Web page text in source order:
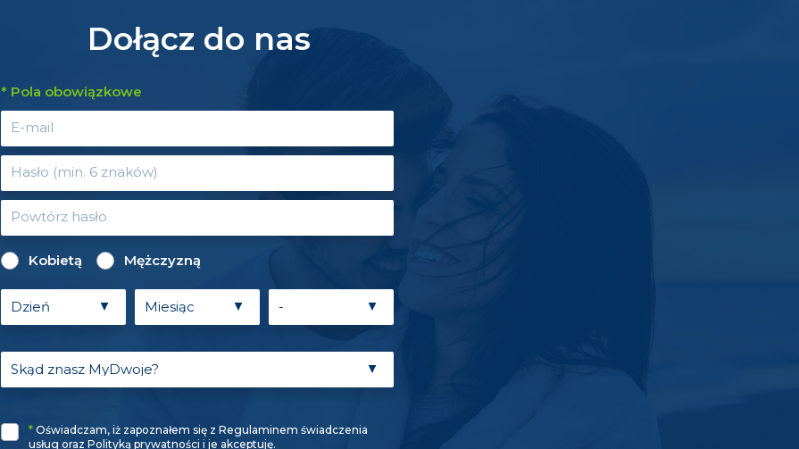
Dołącz do nas
* Pola obowiązkowe
Kobietą Mężczyzną
*Oświadczam, iż zapoznałem się z Regulaminem świadczenia
usług oraz Polityką prywatności i je akceptuję.